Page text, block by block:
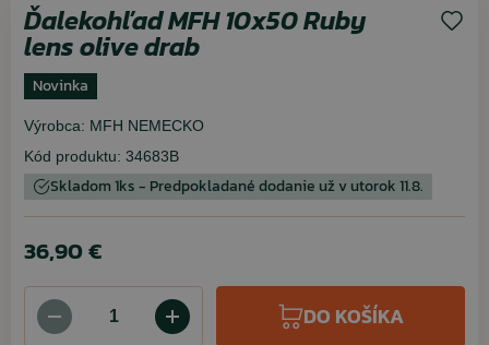
Ďalekohľad MFH 10x50 Ruby
lens olive drab
Novinka
Výrobca: MFH NEMECKO
Kód produktu: 34683B
Skladom 1ks - Predpokladané dodanie už v utorok 11.8.
36,90 €
DO KOŠÍKA